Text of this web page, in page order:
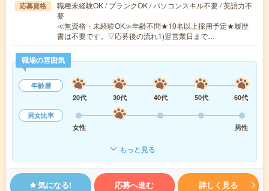
応募資格
職種未経験OK / ブランクOK / パソコンスキル不要 / 英語力不
要
≪無資格・未経験OK≫年齢不問★10名以上採用予定★履歴
書は不要です。▽応募後の流れ1)翌営業日まで…
職場の雰囲気
年齢層
20代
30代 40代 50代
60代
男女比率
女性
男性
もっと見る
気になる! 応募へ進む 詳しく見る